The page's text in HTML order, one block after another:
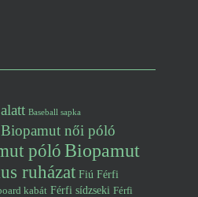
Baseball sapka
Biopamut női póló
pólóBiopamut
ruházat Fiú Férfi
kabát Férfi sídzseki Férfi